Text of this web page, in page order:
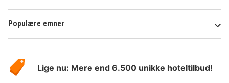
Populære emner
HotelSpecials
Lige nu: Mere end 6.500 unikke hoteltilbud!